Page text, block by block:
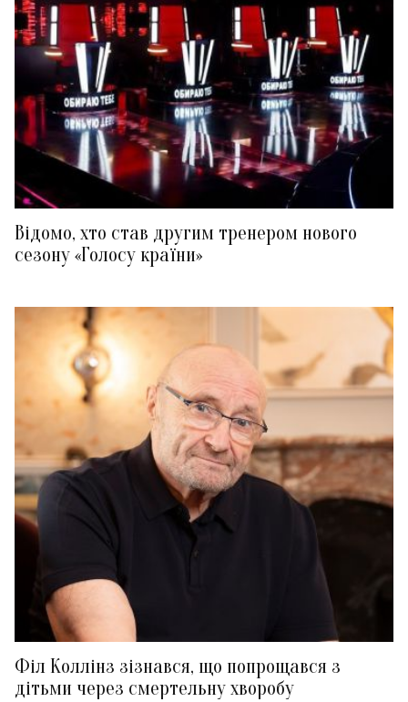
Відомо, хто став другим тренером нового
сезону «Голосу країни»
Філ Коллінз зізнався, що попрощався з
дітьми через смертельну хворобу